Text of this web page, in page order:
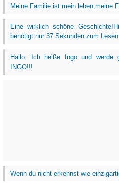
Meine Familie ist mein leben,meine
Eine wirklich schöne
benötigt nur 37 Sekunden zum
Hallo. Ich heiße Ingo und werde
INGO!!!
Wenn du nicht erkennst wie